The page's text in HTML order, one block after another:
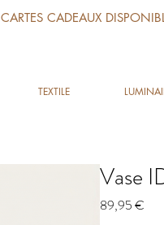
CARTES CADEAUX
TEXTILE
Vase
89,95 €